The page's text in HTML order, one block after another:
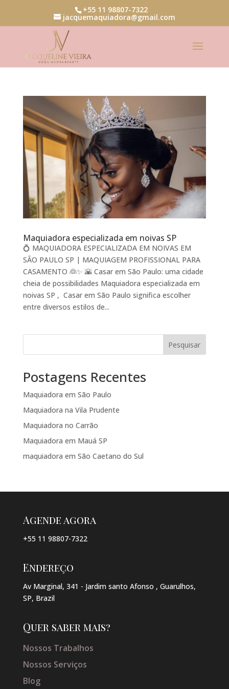
+55 11 98807-7322
jacquemaquiadora@gmail.com
Maquiadora especializada em noivas SP
💍 MAQUIADORA ESPECIALIZADA EM NOIVAS EM
SÃO PAULO SP | MAQUIAGEM PROFISSIONAL PARA
CASAMENTO 👰✨ 🌇 Casar em São Paulo: uma cidade
cheia de possibilidades Maquiadora especializada em
noivas SP , Casar em São Paulo significa escolher
entre diversos estilos de...
Pesquisar
Postagens Recentes
Maquiadora em São Paulo
Maquiadora na Vila Prudente
Maquiadora no Carrão
Maquiadora em Mauá SP
maquiadora em São Caetano do Sul
Agende agora
+55 11 98807-7322
Endereço
Av Marginal, 341 - Jardim santo Afonso , Guarulhos,
SP, Brazil
Quer saber mais?
Nossos Trabalhos
Nossos Serviços
Blog